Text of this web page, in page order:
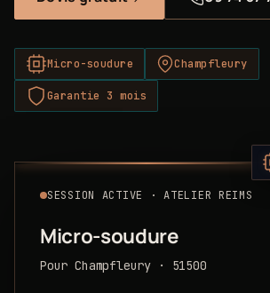
Micro-soudure Champfleury
Garantie 3 mois
SESSION ACTIVE · ATELIER REIMS
Micro-soudure
Pour Champfleury · 51500